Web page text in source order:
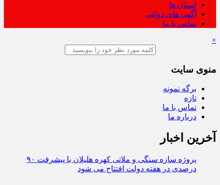
استان ها
آگهی های دولتی
تماس با ما
×
منوی سایت
برگه نمونه
تازه
تماس با ما
درباره ما
آخرین اخبار
پروژه سازه سنگی و ملاتی کهره هلیلان با پیشرفت ۹۰
درصدی در هفته دولت افتتاح می شود